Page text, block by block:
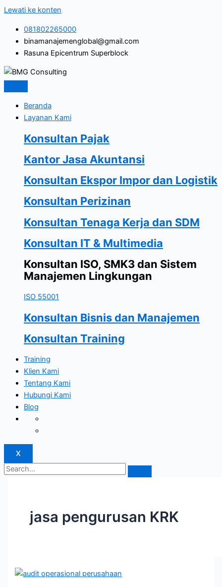
Lewati ke konten
081802265000
binamanajemenglobal@gmail.com
Rasuna Epicentrum Superblock
Beranda
Layanan Kami
Konsultan Pajak
Kantor Jasa Akuntansi
Konsultan Ekspor Impor dan Logistik
Konsultan Perizinan
Konsultan Tenaga Kerja dan SDM
Konsultan IT & Multimedia
Konsultan ISO, SMK3 dan Sistem
Manajemen Lingkungan
ISO 55001
Konsultan Bisnis dan Manajemen
Konsultan Training
Training
Klien Kami
Tentang Kami
Hubungi Kami
Blog
X
jasa pengurusan KRK